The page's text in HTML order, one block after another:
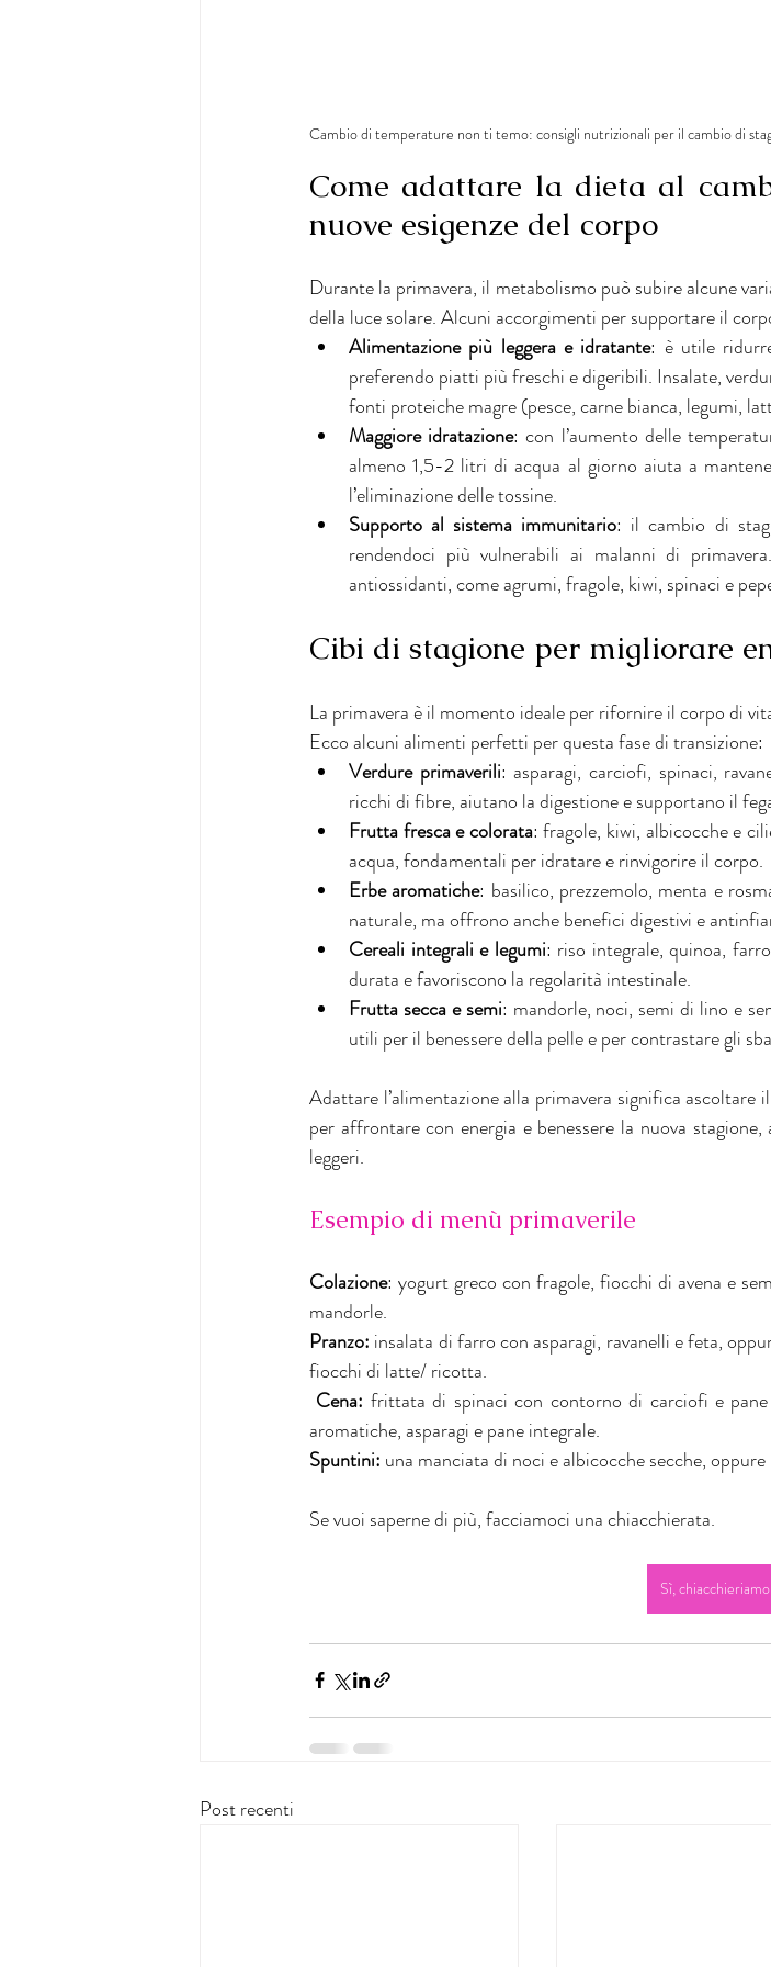
Cambio di temperature non ti temo: consigli nutrizionali per il cambio di
Come adattare la dieta al
nuove esigenze del corpo
Durante la primavera, il metabolismo può subire alcune
della luce solare. Alcuni accorgimenti per supportare il
Alimentazione più leggera e idratante: è utile
preferendo piatti più freschi e digeribili. Insalate,
fonti proteiche magre (pesce, carne bianca, legumi,
Maggiore idratazione: con l’aumento delle
almeno 1,5-2 litri di acqua al giorno aiuta a
l’eliminazione delle tossine.
Supporto al sistema immunitario: il cambio di
rendendoci più vulnerabili ai malanni di
antiossidanti, come agrumi, fragole, kiwi, spinaci e
Cibi di stagione per migliorare
La primavera è il momento ideale per rifornire il corpo di
Ecco alcuni alimenti perfetti per questa fase di transizione:
Verdure primaverili: asparagi, carciofi, spinaci,
ricchi di fibre, aiutano la digestione e supportano il
Frutta fresca e colorata: fragole, kiwi, albicocche e
acqua, fondamentali per idratare e rinvigorire il corpo.
Erbe aromatiche: basilico, prezzemolo, menta e
naturale, ma offrono anche benefici digestivi e
Cereali integrali e legumi: riso integrale, quinoa,
durata e favoriscono la regolarità intestinale.
Frutta secca e semi: mandorle, noci, semi di lino e
utili per il benessere della pelle e per contrastare gli
Adattare l’alimentazione alla primavera significa
per affrontare con energia e benessere la nuova
leggeri.
Esempio di menù primaverile
Colazione: yogurt greco con fragole, fiocchi di avena e
mandorle.
Pranzo: insalata di farro con asparagi, ravanelli e feta,
fiocchi di latte/ ricotta.
Cena: frittata di spinaci con contorno di carciofi e
aromatiche, asparagi e pane integrale.
Spuntini: una manciata di noci e albicocche secche,
Se vuoi saperne di più, facciamoci una chiacchierata.
Sì, chiacchieriamo
Post recenti